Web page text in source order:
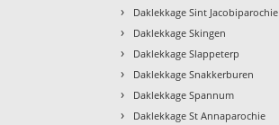
› Daklekkage Sint Jacobiparochie
› Daklekkage Skingen
› Daklekkage Slappeterp
› Daklekkage Snakkerburen
› Daklekkage Spannum
› Daklekkage St Annaparochie